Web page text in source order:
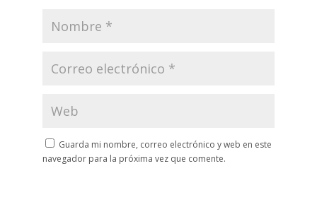
Guarda mi nombre, correo electrónico y web en este
navegador para la próxima vez que comente.